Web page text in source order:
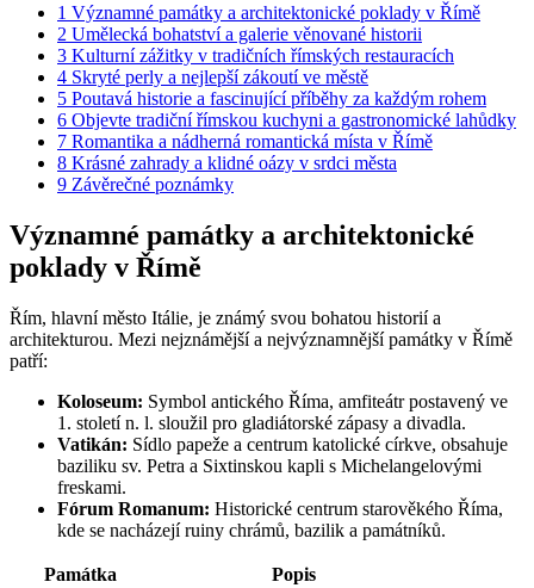
1 Významné památky a architektonické poklady v Římě
2 Umělecká bohatství a galerie věnované historii
3 Kulturní zážitky v tradičních římských restauracích
4 Skryté perly a nejlepší zákoutí ve městě
5 Poutavá historie a fascinující příběhy za každým rohem
6 Objevte tradiční římskou kuchyni a gastronomické lahůdky
7 Romantika a nádherná romantická místa v Římě
8 Krásné zahrady a klidné oázy v srdci města
9 Závěrečné poznámky
Významné památky a architektonické
poklady v Římě
Řím, hlavní město Itálie, je známý svou bohatou historií a
architekturou. Mezi nejznámější a nejvýznamnější památky v Římě
patří:
Koloseum: Symbol antického Říma, amfiteátr postavený ve
1. století n. l. sloužil pro gladiátorské zápasy a divadla.
Vatikán: Sídlo papeže a centrum katolické církve, obsahuje
baziliku sv. Petra a Sixtinskou kapli s Michelangelovými
freskami.
Fórum Romanum: Historické centrum starověkého Říma,
kde se nacházejí ruiny chrámů, bazilik a památníků.
Památka
Popis